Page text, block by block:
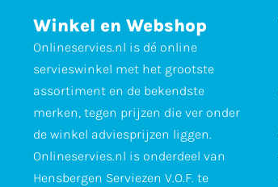
Winkel en Webshop
Onlineservies.nl is dé online
servieswinkel met het grootste
assortiment en de bekendste
merken, tegen prijzen die ver onder
de winkel adviesprijzen liggen.
Onlineservies.nl is onderdeel van
Hensbergen Serviezen V.O.F. te